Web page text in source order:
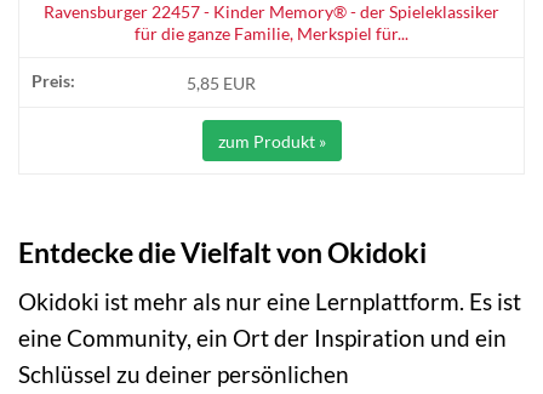
Ravensburger 22457 - Kinder Memory® - der Spieleklassiker
für die ganze Familie, Merkspiel für...
5,85 EUR
zum Produkt »
Entdecke die Vielfalt von Okidoki
Okidoki ist mehr als nur eine Lernplattform. Es ist
eine Community, ein Ort der Inspiration und ein
Schlüssel zu deiner persönlichen